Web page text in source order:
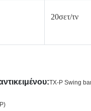
20σετ/τν
:TX-P Swing